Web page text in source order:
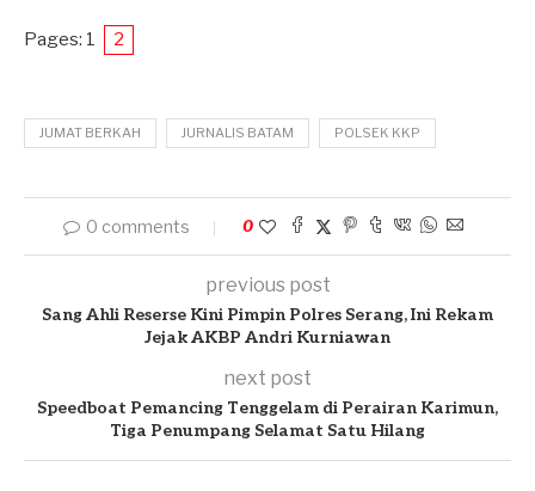
Pages: 1 2
JUMAT BERKAH JURNALIS BATAM POLSEK KKP
0 comments 0
previous post
Sang Ahli Reserse Kini Pimpin Polres Serang, Ini Rekam
Jejak AKBP Andri Kurniawan
next post
Speedboat Pemancing Tenggelam di Perairan Karimun,
Tiga Penumpang Selamat Satu Hilang